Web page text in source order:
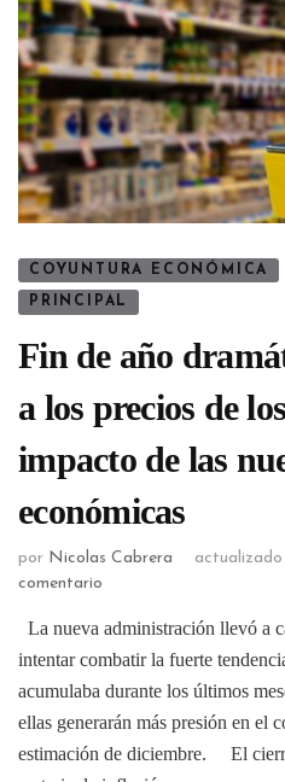
COYUNTURA ECONÓMICA
PRINCIPAL
Fin de año
a los precios de
impacto de las
económicas
por Nicolas Cabrera actualizado
comentario
La nueva administración llevó a
intentar combatir la fuerte
acumulaba durante los últimos
ellas generarán más presión en el
estimación de diciembre. El